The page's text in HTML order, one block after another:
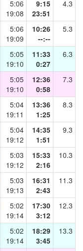
5:06
19:08
9:15
23:51
4.3
5:06
19:09
10:26
--:--
5.3
5:05
19:10
11:33
0:27
6.3
5:05
19:10
12:36
0:58
7.3
5:04
19:11
13:36
1:25
8.3
5:04
19:12
14:35
1:51
9.3
5:03
19:12
15:33
2:16
10.3
5:03
19:13
16:31
2:43
11.3
5:02
19:14
17:30
3:12
12.3
5:02
19:14
18:29
3:45
13.3